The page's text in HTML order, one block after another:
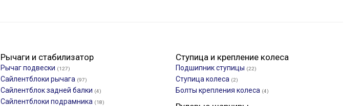
Рычаги и стабилизатор
Рычаг подвески (127)
Сайлентблоки рычага (97)
Сайлентблок задней балки (4)
Сайлентблоки подрамника (18)
Ступица и крепление колеса
Подшипник ступицы (22)
Ступица колеса (2)
Болты крепления колеса (4)